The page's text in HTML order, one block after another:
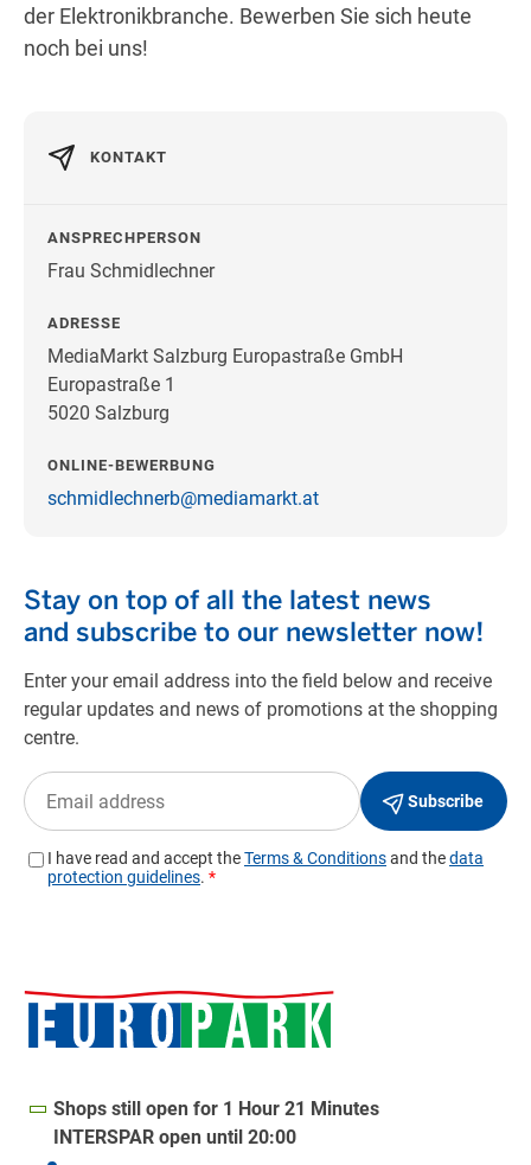
der Elektronikbranche. Bewerben Sie sich heute
noch bei uns!
KONTAKT
ANSPRECHPERSON
Frau Schmidlechner
ADRESSE
MediaMarkt Salzburg Europastraße GmbH
Europastraße 1
5020 Salzburg
ONLINE-BEWERBUNG
schmidlechnerb@mediamarkt.at
Shops still open for 1 Hour 21 Minutes
INTERSPAR open until 20:00